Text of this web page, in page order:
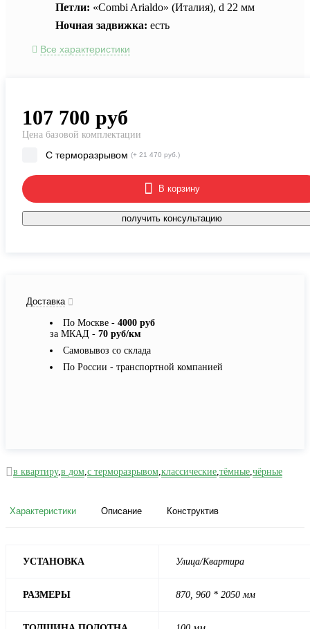
Петли: «Combi Arialdo» (Италия), d 22 мм
Ночная задвижка: есть
Все характеристики
107 700 руб
Цена базовой комплектации
С терморазрывом (+ 21 470 руб.)
В корзину
получить консультацию
Доставка
По Москве - 4000 руб
за МКАД - 70 руб/км
Самовывоз со склада
По России - транспортной компанией
в квартиру,в дом,с терморазрывом,классические,тёмные,чёрные
Характеристики Описание Конструктив
УСТАНОВКА Улица/Квартира
РАЗМЕРЫ 870, 960 * 2050 мм